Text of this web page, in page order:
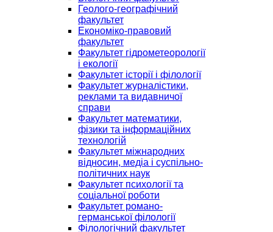
Геолого-географічний
факультет
Економіко-правовий
факультет
Факультет гідрометеорології
і екології
Факультет історії і філології
Факультет журналістики,
реклами та видавничої
справи
Факультет математики,
фізики та інформаційних
технологій
Факультет міжнародних
відносин, медіа і суспільно-
політичних наук
Факультет психології та
соціальної роботи
Факультет романо-
германської філології
Філологічний факультет